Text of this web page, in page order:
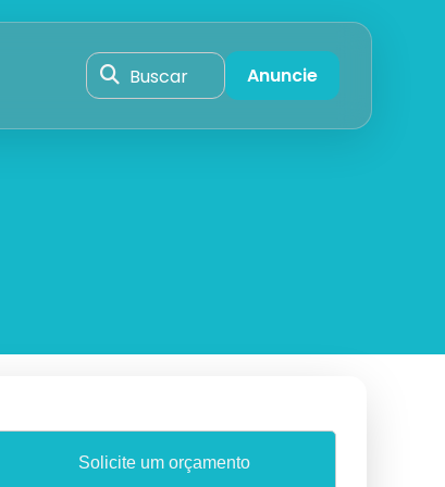
Buscar Anuncie
Solicite um orçamento